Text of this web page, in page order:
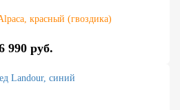
красный (гвоздика)
990 руб.